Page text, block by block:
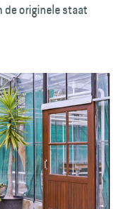
de originele staat